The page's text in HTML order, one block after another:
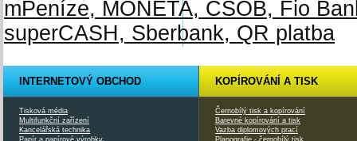
INTERNETOVÝ OBCHOD
Tisková média
Multifunkční zařízení
Kancelářská technika
Papír a papírové výrobky
KOPÍROVÁNÍ A TISK
Černobílý tisk a kopírování
Barevné kopírování a tisk
Vazba diplomových prací
Planografie - černobílý tisk